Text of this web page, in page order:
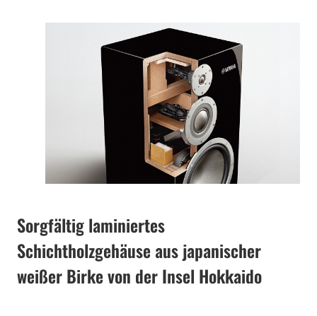
Sorgfältig laminiertes
Schichtholzgehäuse aus japanischer
weißer Birke von der Insel Hokkaido